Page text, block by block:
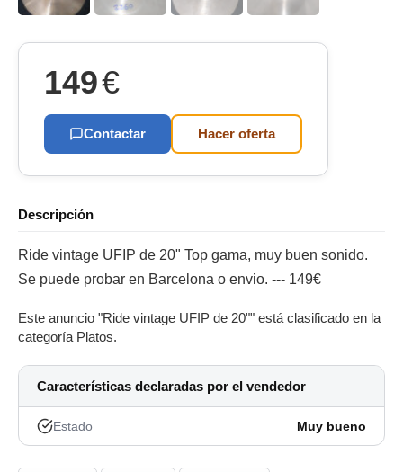
149€
Contactar Hacer oferta
Descripción
Ride vintage UFIP de 20" Top gama, muy buen sonido.
Se puede probar en Barcelona o envio. --- 149€
Este anuncio "Ride vintage UFIP de 20"" está clasificado en la
categoría Platos.
Características declaradas por el vendedor
Estado Muy bueno